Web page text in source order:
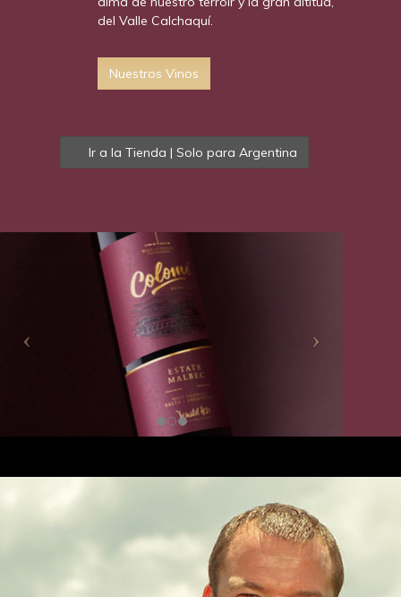
del Valle Calchaquí.
Nuestros Vinos
Ir a la Tienda | Solo para Argentina